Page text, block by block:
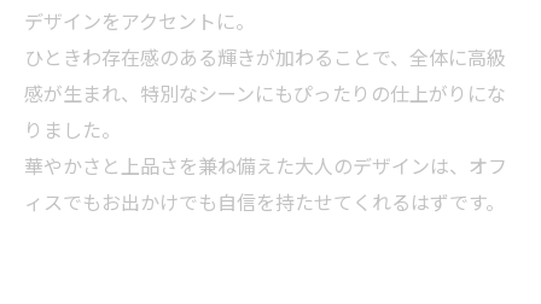
デザインをアクセントに。
ひときわ存在感のある輝きが加わることで、全体に高級
感が生まれ、特別なシーンにもぴったりの仕上がりにな
りました。
華やかさと上品さを兼ね備えた大人のデザインは、オフ
ィスでもお出かけでも自信を持たせてくれるはずです。